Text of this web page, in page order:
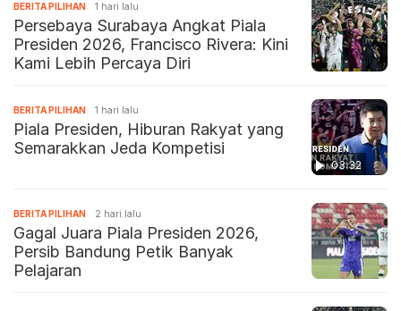
BERITA PILIHAN 1 hari lalu
Persebaya Surabaya Angkat Piala
Presiden 2026, Francisco Rivera: Kini
Kami Lebih Percaya Diri
03:32
BERITA PILIHAN 1 hari lalu
Piala Presiden, Hiburan Rakyat yang
Semarakkan Jeda Kompetisi
BERITA PILIHAN 2 hari lalu
Gagal Juara Piala Presiden 2026,
Persib Bandung Petik Banyak
Pelajaran